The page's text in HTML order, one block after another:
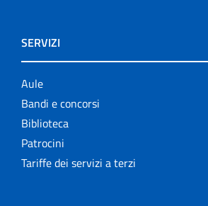
SERVIZI
Aule
Bandi e concorsi
Biblioteca
Patrocini
Tariffe dei servizi a terzi